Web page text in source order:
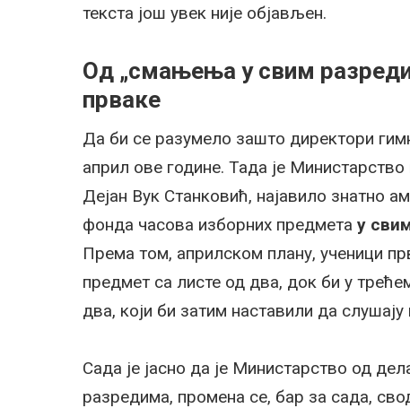
текста још увек није објављен.
Од „смањења у свим
прваке
Да би се разумело зашто директори
април ове године. Тада је Министарство
Дејан Вук Станковић, најавило
фонда часова изборних предмета у
Према том, априлском плану, ученици
предмет са листе од два, док би у
два, који би затим наставили да слушају
Сада је јасно да је Министарство од
разредима, промена се, бар за сада,